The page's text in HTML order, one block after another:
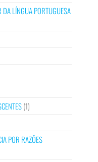
DA LÍNGUA PORTUGUESA
(1)
POR RAZÕES